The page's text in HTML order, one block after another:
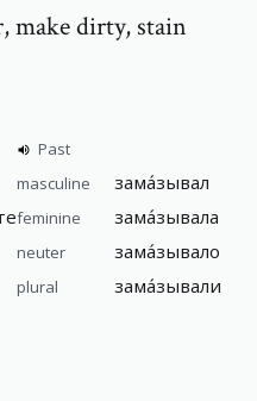
make dirty, stain
Past
masculine
зама́зывал
feminine зама́зывала
neuter зама́зывало
plural зама́зывали